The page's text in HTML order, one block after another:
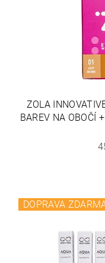
ZOLA
BAREV NA OBOČÍ
DOPRAVA